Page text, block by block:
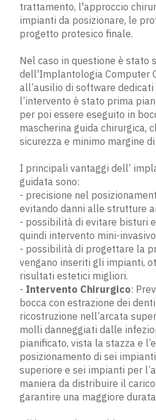
trattamento, l'approccio
impianti da posizionare, le
progetto protesico finale.
Nel caso in questione è stato
dell'Implantologia Computer
all’ausilio di software dedicati
l’intervento è stato prima
per poi essere eseguito in
mascherina guida chirurgica,
sicurezza e minimo margine
I principali vantaggi dell’
guidata sono:
- precisione nel
evitando danni alle strutture
- possibilità di evitare bisturi
quindi intervento mini-
- possibilità di progettare la
vengano inseriti gli impianti,
risultati estetici migliori.
- ​ Intervento Chirurgico​:
bocca con estrazione dei
ricostruzione nell’arcata
molli danneggiati dalle
pianificato, vista la stazza e
posizionamento di sei
superiore e sei impianti per
maniera da distribuire il
garantire una maggiore